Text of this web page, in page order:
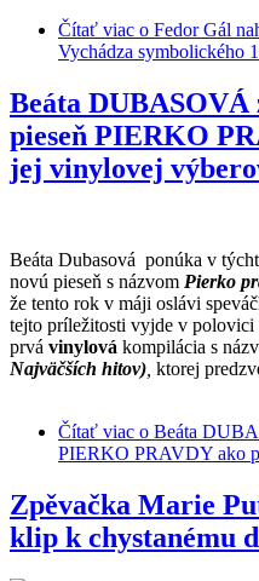
Čítať viac o Fedor Gál
Vychádza symbolického
Beáta
pieseň PIERKO
jej vinylovej
Beáta Dubasová ponúka v
novú pieseň s názvom Pierko
že tento rok v máji oslávi
tejto príležitosti vyjde v
prvá vinylová kompilácia s
Najväčších hitov), ktorej
Čítať viac o Beáta
PIERKO PRAVDY ako
Zpěvačka Marie
klip k chystanému